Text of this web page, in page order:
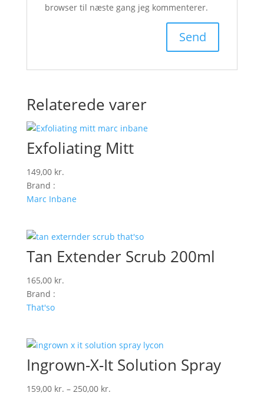
browser til næste gang jeg kommenterer.
Relaterede varer
Exfoliating Mitt
149,00 kr.
Brand :
Marc Inbane
Tan Extender Scrub 200ml
165,00 kr.
Brand :
That'so
Ingrown-X-It Solution Spray
159,00 kr. – 250,00 kr.Prisinterval: